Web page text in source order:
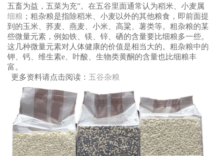
五畜为益，五菜为充”。在五谷里面通常认为稻米、小麦属
细粮 ；粗杂粮是指除稻米、小麦以外的其他粮食，即前面提
到的玉米、荞麦、燕麦、小米、高粱、薯类等。粗杂粮的某
些微量元素，例如铁、镁、锌、硒的含量要比细粮多一些。
这几种微量元素对人体健康的价值是相当大的。粗杂粮中的
钾、钙、维生素e、叶酸、生物类黄酮的含量也比细粮丰
富。
更多资料请点击阅读： 五谷杂粮